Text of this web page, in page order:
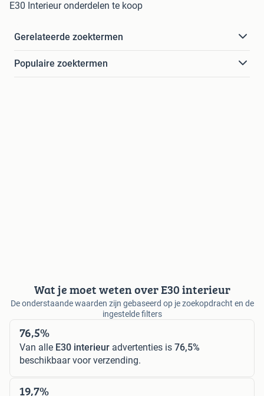
E30 Interieur onderdelen te koop
Gerelateerde zoektermen
Populaire zoektermen
Wat je moet weten over E30 interieur
De onderstaande waarden zijn gebaseerd op je zoekopdracht en de
ingestelde filters
76,5%
Van alle E30 interieur advertenties is 76,5%
beschikbaar voor verzending.
19,7%